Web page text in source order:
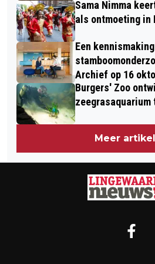
Sama Nimma
als ontmoeting in
Een
Archief op 16
Burgers' Zoo
zeegrasaquarium
Meer